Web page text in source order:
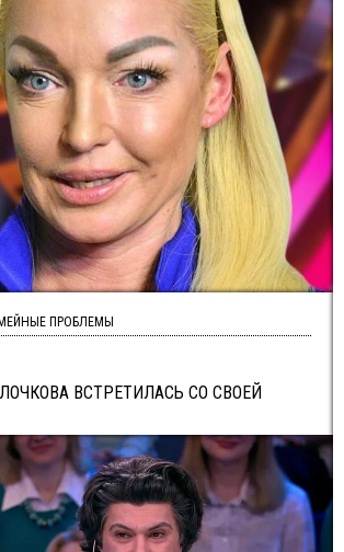
ВСТРЕТИЛАСЬ СО СВОЕЙ
ПРОБЛЕМЫ